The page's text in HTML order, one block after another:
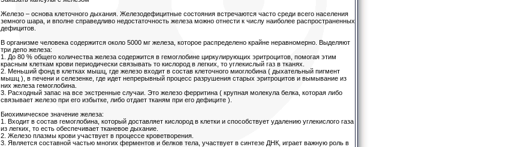
Железо – основа клеточного дыхания. Железодефицитные состояния встречаются часто среди всего населения
земного шара, и вполне справедливо недостаточность железа можно отнести к числу наиболее распространенных
дефицитов.
В организме человека содержится около 5000 мг железа, которое распределено крайне неравномерно. Выделяют
три депо железа:
1. До 80 % общего количества железа содержится в гемоглобине циркулирующих эритроцитов, помогая этим
красным клеткам крови периодически связывать то кислород в легких, то углекислый газ в тканях.
2. Меньший фонд в клетках мышц, где железо входит в состав клеточного миоглобина ( дыхательный пигмент
мышц ), в печени и селезенке, где идет непрерывный процесс разрушения старых эритроцитов и вымывание из
них железа гемоглобина.
3. Расходный запас на все экстренные случаи. Это железо ферритина ( крупная молекула белка, которая либо
связывает железо при его избытке, либо отдает тканям при его дефиците ).
Биохимическое значение железа:
1. Входит в состав гемоглобина, который доставляет кислород в клетки и способствует удалению углекислого газа
из легких, то есть обеспечивает тканевое дыхание.
2. Железо плазмы крови участвует в процессе кроветворения.
3. Является составной частью многих ферментов и белков тела, участвует в синтезе ДНК, играет важную роль в